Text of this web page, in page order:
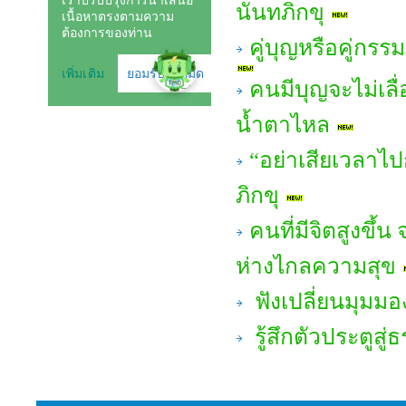
นันทภิกขุ
คู่บุญหรือคู่กรร
คนมีบุญจะไม่เลื่
น้ำตาไหล
“อย่าเสียเวลา
ภิกขุ
คนที่มีจิตสูงขึ้น
ห่างไกลความสุข
ฟังเปลี่ยนมุมมอ
รู้สึกตัวประตูสู่